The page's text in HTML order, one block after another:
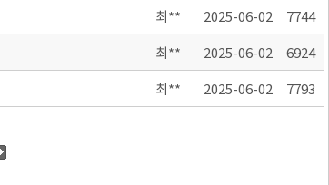
최** 2025-06-02
7744
최** 2025-06-02
6924
최** 2025-06-02 7793